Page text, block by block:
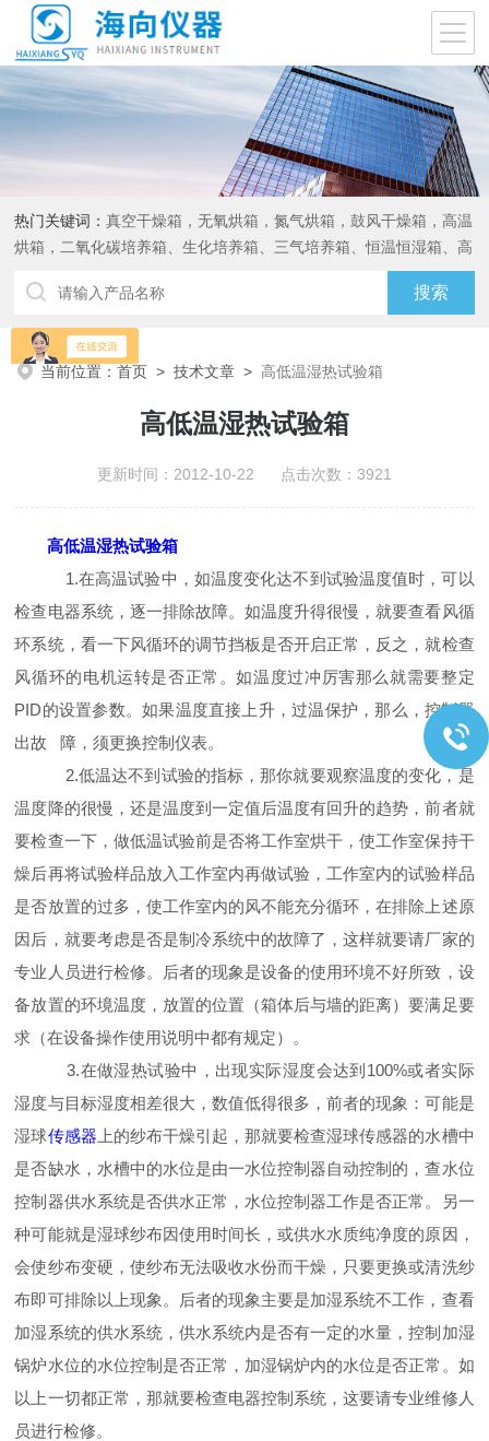
热门关键词：真空干燥箱，无氧烘箱，氮气烘箱，鼓风干燥箱，高温
烘箱，二氧化碳培养箱、生化培养箱、三气培养箱、恒温恒湿箱、高
当前位置：首页 >技术文章 > 高低温湿热试验箱
高低温湿热试验箱
更新时间：2012-10-22 点击次数：3921
高低温湿热试验箱
1.在高温试验中，如温度变化达不到试验温度值时，可以
检查电器系统，逐一排除故障。如温度升得很慢，就要查看风循
环系统，看一下风循环的调节挡板是否开启正常，反之，就检查
风循环的电机运转是否正常。如温度过冲厉害那么就需要整定
PID的设置参数。如果温度直接上升，过温保护，那么，控制器
出故 障，须更换控制仪表。
2.低温达不到试验的指标，那你就要观察温度的变化，是
温度降的很慢，还是温度到一定值后温度有回升的趋势，前者就
要检查一下，做低温试验前是否将工作室烘干，使工作室保持干
燥后再将试验样品放入工作室内再做试验，工作室内的试验样品
是否放置的过多，使工作室内的风不能充分循环，在排除上述原
因后，就要考虑是否是制冷系统中的故障了，这样就要请厂家的
专业人员进行检修。后者的现象是设备的使用环境不好所致，设
备放置的环境温度，放置的位置（箱体后与墙的距离）要满足要
求（在设备操作使用说明中都有规定）。
3.在做湿热试验中，出现实际湿度会达到100%或者实际
湿度与目标湿度相差很大，数值低得很多，前者的现象：可能是
湿球传感器 上的纱布干燥引起，那就要检查湿球传感器的水槽中
是否缺水，水槽中的水位是由一水位控制器自动控制的，查水位
控制器供水系统是否供水正常，水位控制器工作是否正常。另一
种可能就是湿球纱布因使用时间长，或供水水质纯净度的原因，
会使纱布变硬，使纱布无法吸收水份而干燥，只要更换或清洗纱
布即可排除以上现象。后者的现象主要是加湿系统不工作，查看
加湿系统的供水系统，供水系统内是否有一定的水量，控制加湿
锅炉水位的水位控制是否正常，加湿锅炉内的水位是否正常。如
以上一切都正常，那就要检查电器控制系统，这要请专业维修人
员进行检修。